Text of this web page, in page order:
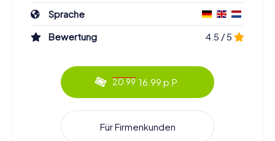
Sprache
Bewertung
4.5 / 5
20.99 16.99 p.P.
Für Firmenkunden